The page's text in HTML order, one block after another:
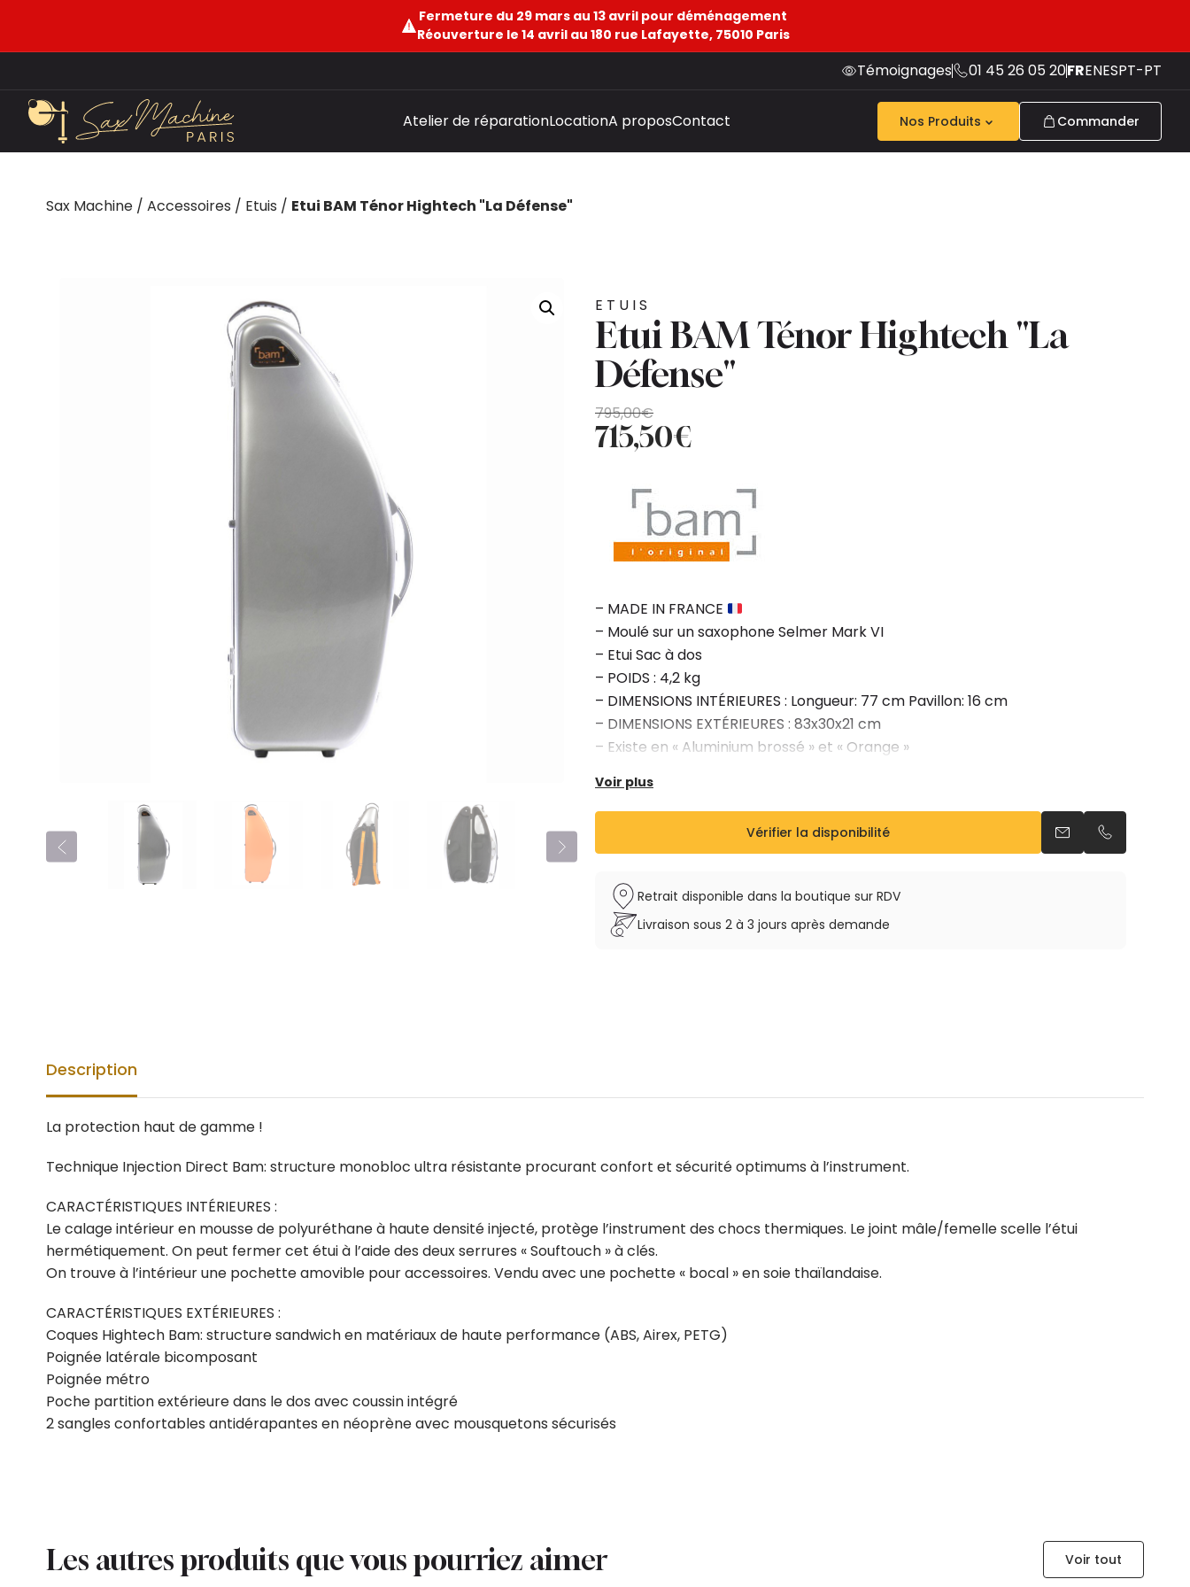
Fermeture du 29 mars au 13 avril pour déménagement
Réouverture le 14 avril au 180 rue Lafayette, 75010 Paris
Témoignages 01 45 26 05 20FRENESPT-PT
Atelier de réparationLocationA proposContact Nos Produits Commander
Sax Machine / Accessoires / Etuis / Etui BAM Ténor Hightech "La Défense"
ETUIS
Etui BAM Ténor Hightech "La
Défense"
795,00€
Le
prix
795,00€.
715,50€
Le
prix
actuel
715,50€.
– MADE IN FRANCE
– Moulé sur un saxophone Selmer Mark VI
– Etui Sac à dos
– POIDS : 4,2 kg
– DIMENSIONS INTÉRIEURES : Longueur: 77 cm Pavillon: 16 cm
– DIMENSIONS EXTÉRIEURES : 83x30x21 cm
– Existe en « Aluminium brossé » et « Orange »
Voir plus
Vérifier la disponibilité Envoyer un email
Appeler par
Retrait disponible dans la boutique sur RDV
Livraison sous 2 à 3 jours après demande
Description
La protection haut de gamme !
Technique Injection Direct Bam: structure monobloc ultra résistante procurant confort et sécurité optimums à l’instrument.
CARACTÉRISTIQUES INTÉRIEURES :
Le calage intérieur en mousse de polyuréthane à haute densité injecté, protège l’instrument des chocs thermiques. Le joint mâle/femelle scelle l’étui
hermétiquement. On peut fermer cet étui à l’aide des deux serrures « Souftouch » à clés.
On trouve à l’intérieur une pochette amovible pour accessoires. Vendu avec une pochette « bocal » en soie thaïlandaise.
CARACTÉRISTIQUES EXTÉRIEURES :
Coques Hightech Bam: structure sandwich en matériaux de haute performance (ABS, Airex, PETG)
Poignée latérale bicomposant
Poignée métro
Poche partition extérieure dans le dos avec coussin intégré
2 sangles confortables antidérapantes en néoprène avec mousquetons sécurisés
Les autres produits que vous pourriez aimer Voir tout